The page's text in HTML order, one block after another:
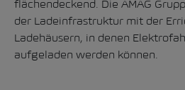
flächendeckend. Die AMAG
der Ladeinfrastruktur mit der
Ladehäusern, in denen
aufgeladen werden können.